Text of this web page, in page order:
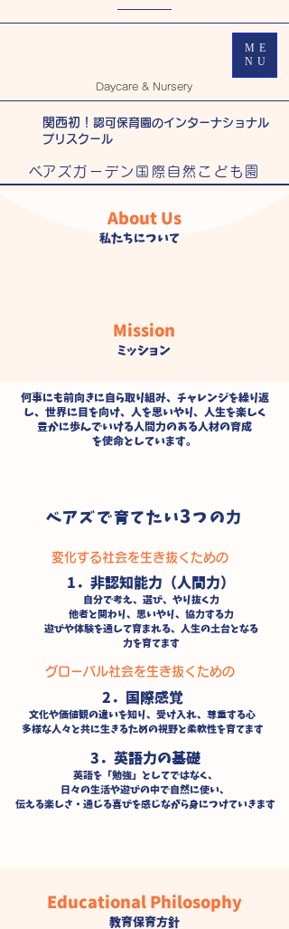
ME
NU
Daycare & Nursery
関西初！ 認可保育園のインターナショナル
プリスクール
​べアズガーデン国際自然こども園
About Us
私たちについて
Mission
ミッション
何事にも前向きに自ら取り組み、チャレンジを繰り返
し、世界に目を向け、人を思いやり、人生を楽しく
豊かに歩んでいける人間力のある人材の育成
を使命としています。
ベアズで育てたい3 つの力
変化する社会を生き抜くための
1．非認知能力（人間力）
自分で考え、選び、やり抜く力
他者と関わり、思いやり、協力する力
遊びや体験を通して育まれる、人生の土台となる
力を育てます
グローバル社会を生き抜くための
2．国際感覚
文化や価値観の違いを知り、受け入れ、尊重する心
多様な人々と共に生きるための視野と柔軟性を育てます
3．英語力の基礎
英語を「勉強」としてではなく、
日々の生活や遊びの中で自然に使い、
伝える楽しさ・通じる喜びを感じながら身につけていきます
Educational Philosophy
教育保育方針